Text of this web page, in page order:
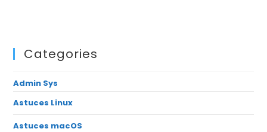
Categories
Admin Sys
Astuces Linux
Astuces macOS